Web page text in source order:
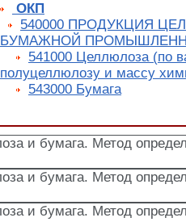
ОКП
540000 ПРОДУКЦИЯ
БУМАЖНОЙ
541000 Целлюлоза (по
полуцеллюлозу и массу
543000 Бумага